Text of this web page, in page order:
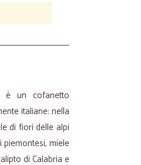
è un cofanetto
italiane: nella
di fiori delle alpi
miele
di Calabria e